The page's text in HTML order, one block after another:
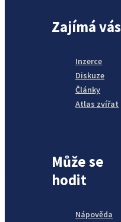
Zajímá vás
Inzerce
Diskuze
Články
Atlas zvířat
Může se
hodit
Nápověda